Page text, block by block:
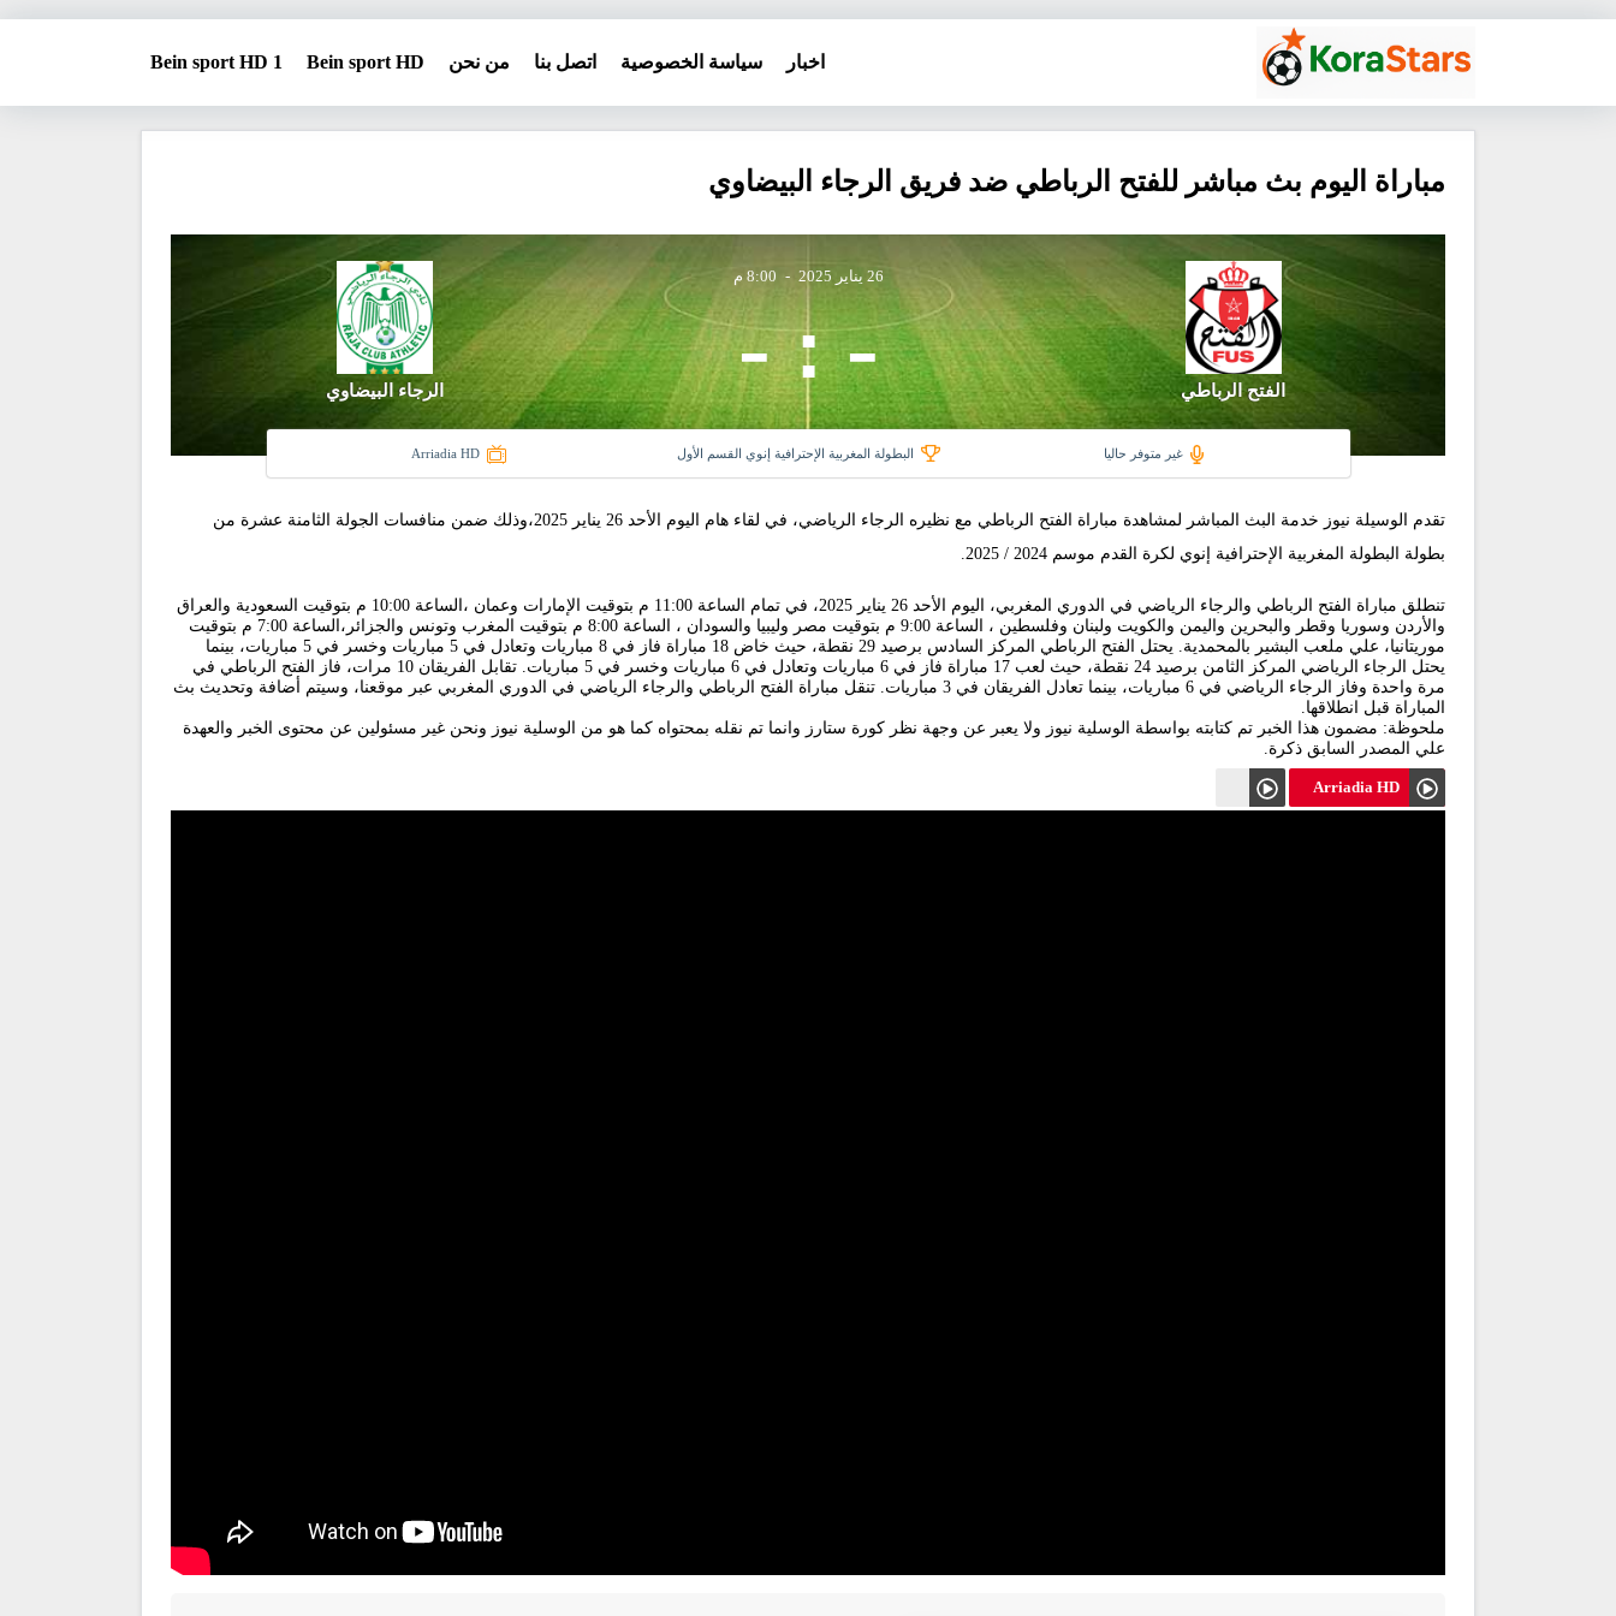
اخبار سياسة الخصوصية اتصل بنا من نحن Bein sport HD
Bein sport HD 1
مباراة اليوم بث مباشر للفتح الرباطي ضد فريق الرجاء البيضاوي
الفتح الرباطي
26 يناير 2025 - 8:00 م
-
:
- الرجاء البيضاوي
غير متوفر حاليا البطولة المغربية الإحترافية إنوي القسم الأول Arriadia HD
تقدم الوسيلة نيوز خدمة البث المباشر لمشاهدة مباراة الفتح الرباطي مع نظيره الرجاء الرياضي، في لقاء هام اليوم الأحد 26 يناير 2025،وذلك ضمن منافسات الجولة الثامنة عشرة من
بطولة البطولة المغربية الإحترافية إنوي لكرة القدم موسم 2024 / 2025.
تنطلق مباراة الفتح الرباطي والرجاء الرياضي في الدوري المغربي، اليوم الأحد 26 يناير 2025، في تمام الساعة 11:00 م بتوقيت الإمارات وعمان ،الساعة 10:00 م بتوقيت السعودية والعراق
والأردن وسوريا وقطر والبحرين واليمن والكويت ولبنان وفلسطين ، الساعة 9:00 م بتوقيت مصر وليبيا والسودان ، الساعة 8:00 م بتوقيت المغرب وتونس والجزائر،الساعة 7:00 م بتوقيت
موريتانيا، علي ملعب البشير بالمحمدية. يحتل الفتح الرباطي المركز السادس برصيد 29 نقطة، حيث خاض 18 مباراة فاز في 8 مباريات وتعادل في 5 مباريات وخسر في 5 مباريات، بينما
يحتل الرجاء الرياضي المركز الثامن برصيد 24 نقطة، حيث لعب 17 مباراة فاز في 6 مباريات وتعادل في 6 مباريات وخسر في 5 مباريات. تقابل الفريقان 10 مرات، فاز الفتح الرباطي في
مرة واحدة وفاز الرجاء الرياضي في 6 مباريات، بينما تعادل الفريقان في 3 مباريات. تنقل مباراة الفتح الرباطي والرجاء الرياضي في الدوري المغربي عبر موقعنا، وسيتم أضافة وتحديث بث
المباراة قبل انطلاقها.
ملحوظة: مضمون هذا الخبر تم كتابته بواسطة الوسلية نيوز ولا يعبر عن وجهة نظر كورة ستارز وانما تم نقله بمحتواه كما هو من الوسلية نيوز ونحن غير مسئولين عن محتوى الخبر والعهدة
علي المصدر السابق ذكرة.
Arriadia HD